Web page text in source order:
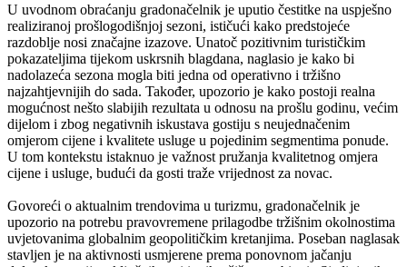
U uvodnom obraćanju gradonačelnik je uputio čestitke na uspješno
realiziranoj prošlogodišnjoj sezoni, ističući kako predstojeće
razdoblje nosi značajne izazove. Unatoč pozitivnim turističkim
pokazateljima tijekom uskrsnih blagdana, naglasio je kako bi
nadolazeća sezona mogla biti jedna od operativno i tržišno
najzahtjevnijih do sada. Također, upozorio je kako postoji realna
mogućnost nešto slabijih rezultata u odnosu na prošlu godinu, većim
dijelom i zbog negativnih iskustava gostiju s neujednačenim
omjerom cijene i kvalitete usluge u pojedinim segmentima ponude.
U tom kontekstu istaknuo je važnost pružanja kvalitetnog omjera
cijene i usluge, budući da gosti traže vrijednost za novac.
Govoreći o aktualnim trendovima u turizmu, gradonačelnik je
upozorio na potrebu pravovremene prilagodbe tržišnim okolnostima
uvjetovanima globalnim geopolitičkim kretanjima. Poseban naglasak
stavljen je na aktivnosti usmjerene prema ponovnom jačanju